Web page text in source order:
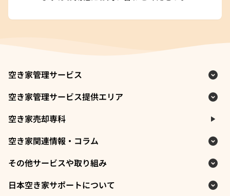
空き家管理サービス
空き家管理サービス提供エリア
空き家売却専科
空き家関連情報・コラム
その他サービスや取り組み
日本空き家サポートについて